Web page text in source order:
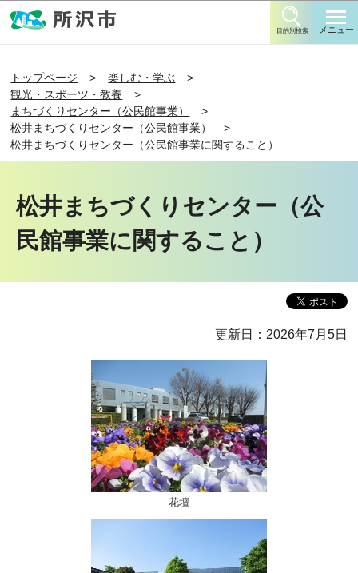
目的別検索 メニュー
トップページ
楽しむ・学ぶ
観光・スポーツ・教養
まちづくりセンター（公民館事業）
松井まちづくりセンター（公民館事業）
松井まちづくりセンター（公民館事業に関すること）
松井まちづくりセンター（公
民館事業に関すること）
更新日：2026年7月5日
花壇